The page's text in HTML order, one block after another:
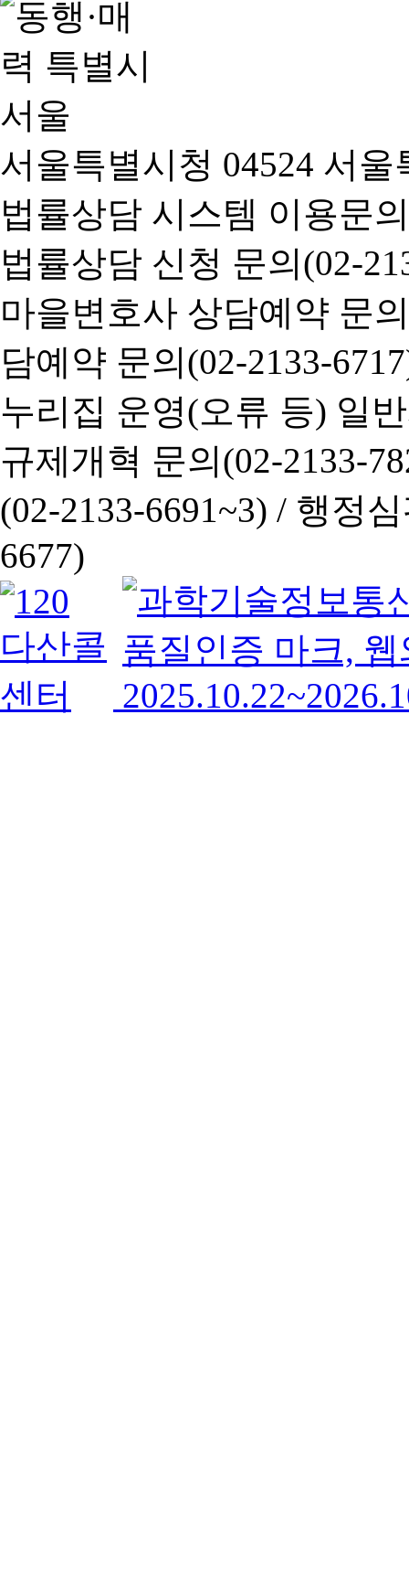
서울특별시청 04524 서
법률상담 시스템 이용문
법률상담 신청 문의(02-
마을변호사 상담예약 문
담예약 문의(02-2133-
누리집 운영(오류 등) 일
규제개혁 문의(02-2133-
(02-2133-6691~3) / 행정심
6677)